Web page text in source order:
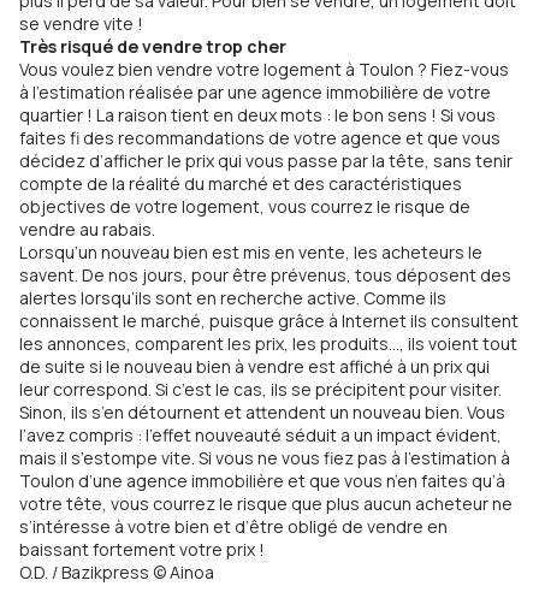
se vendre vite !
Très risqué de vendre trop cher
Vous voulez bien vendre votre logement à Toulon ? Fiez-vous
à l’estimation réalisée par une agence immobilière de votre
quartier ! La raison tient en deux mots : le bon sens ! Si vous
faites fi des recommandations de votre agence et que vous
décidez d’afficher le prix qui vous passe par la tête, sans tenir
compte de la réalité du marché et des caractéristiques
objectives de votre logement, vous courrez le risque de
vendre au rabais.
Lorsqu’un nouveau bien est mis en vente, les acheteurs le
savent. De nos jours, pour être prévenus, tous déposent des
alertes lorsqu’ils sont en recherche active. Comme ils
connaissent le marché, puisque grâce à Internet ils consultent
les annonces, comparent les prix, les produits…, ils voient tout
de suite si le nouveau bien à vendre est affiché à un prix qui
leur correspond. Si c’est le cas, ils se précipitent pour visiter.
Sinon, ils s’en détournent et attendent un nouveau bien. Vous
l’avez compris : l’effet nouveauté séduit a un impact évident,
mais il s’estompe vite. Si vous ne vous fiez pas à l’estimation à
Toulon d’une agence immobilière et que vous n’en faites qu’à
votre tête, vous courrez le risque que plus aucun acheteur ne
s’intéresse à votre bien et d’être obligé de vendre en
baissant fortement votre prix !
O.D. / Bazikpress © Ainoa